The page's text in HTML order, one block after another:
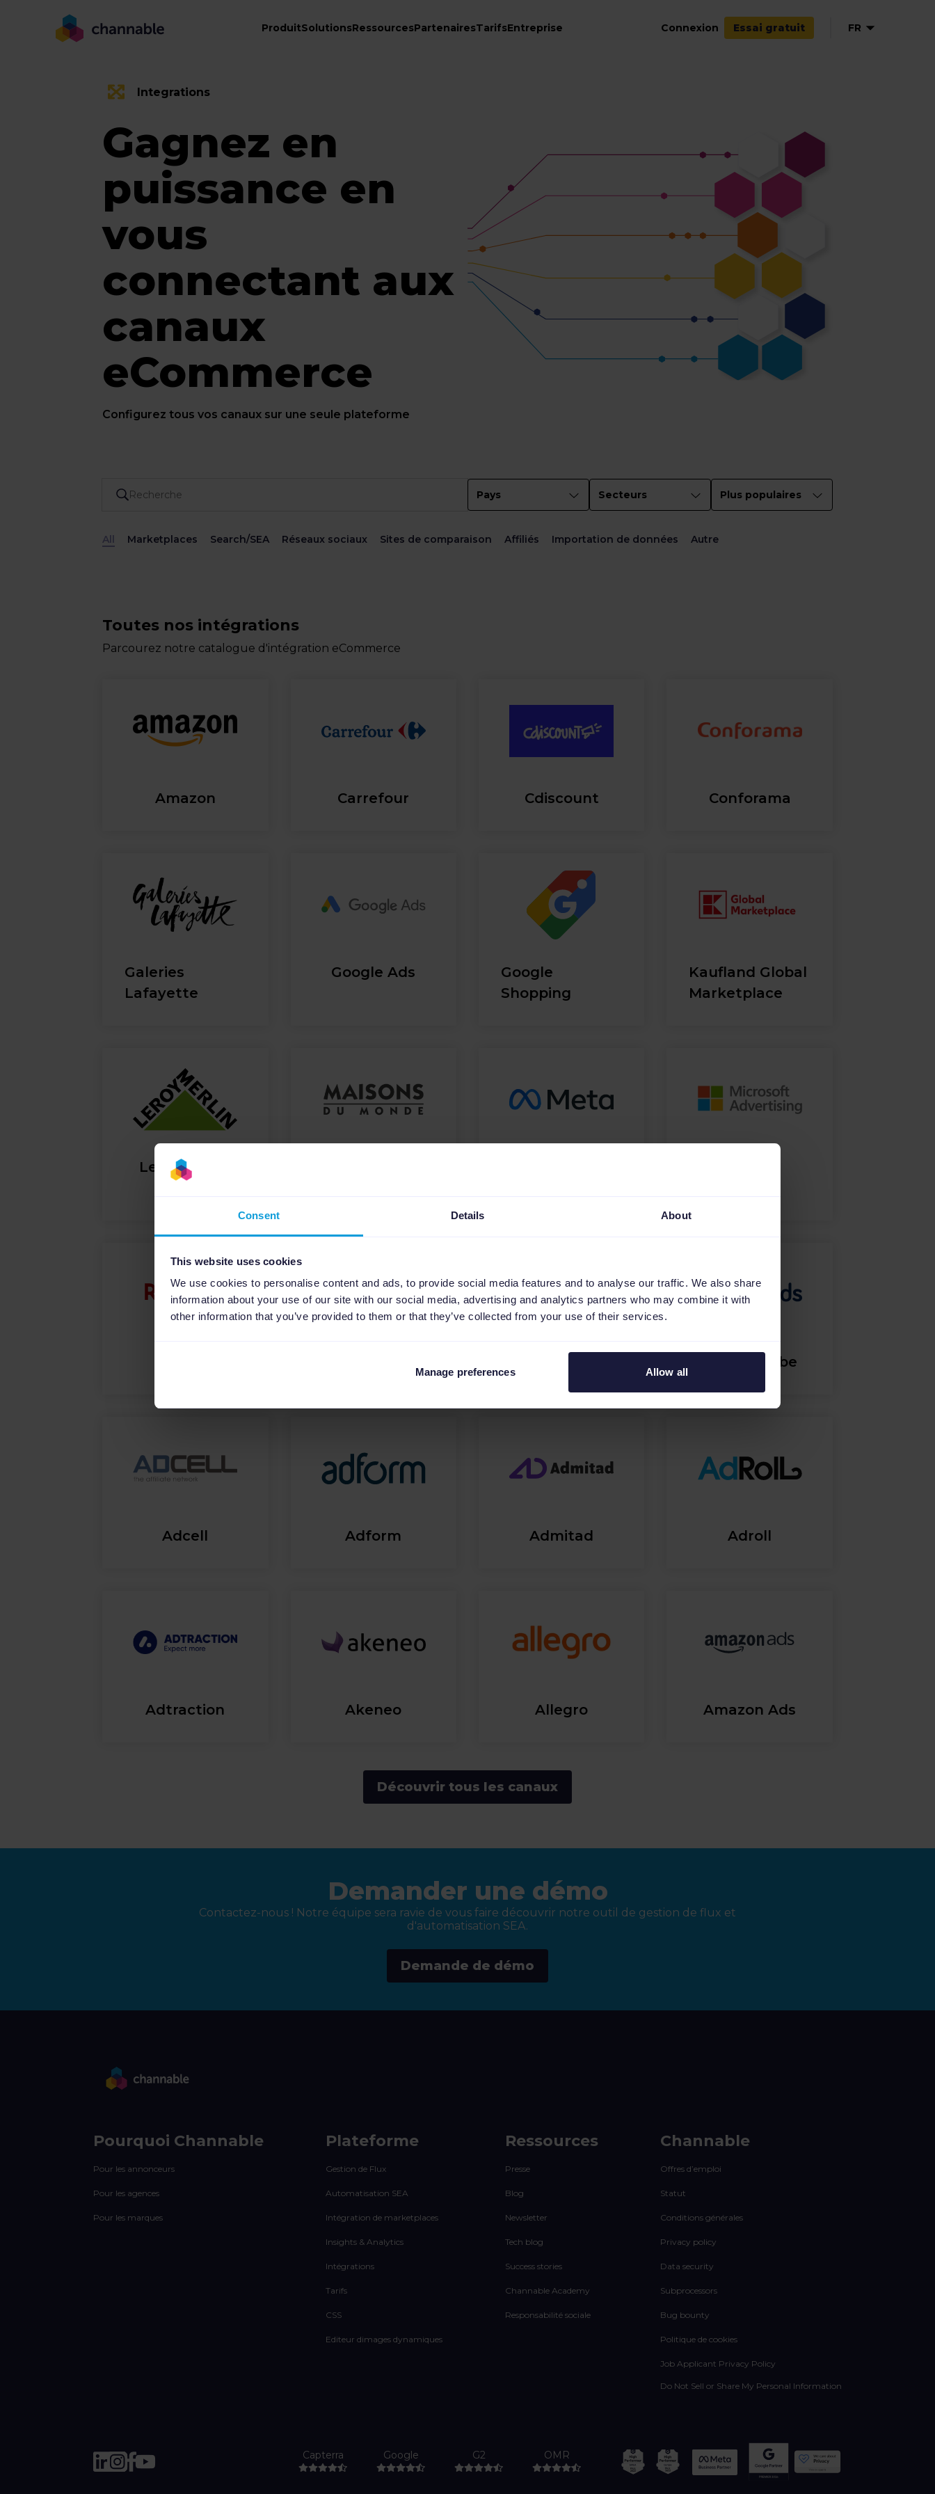
Consent Details About
This website uses cookies
We use cookies to personalise content and ads, to provide social media features and to analyse our traffic. We also share
information about your use of our site with our social media, advertising and analytics partners who may combine it with
other information that you’ve provided to them or that they’ve collected from your use of their services.
Manage preferences Allow all
ProduitSolutionsRessourcesPartenairesTarifsEntreprise Connexion Essai gratuit FR
Integrations
Gagnez en
puissance en
vous
connectant aux
canaux
eCommerce
Configurez tous vos canaux sur une seule plateforme
Pays Secteurs Plus populaires
All Marketplaces Search/SEA Réseaux sociaux Sites de comparaison Affiliés Importation de données Autre
Toutes nos intégrations
Parcourez notre catalogue d'intégration eCommerce
Amazon Carrefour Cdiscount Conforama
Galeries
Lafayette
Google Ads
Google
Shopping
Kaufland Global
Marketplace
Leroy Merlin
2dehands.be
Adcell Adform Admitad Adroll
Adtraction Akeneo Allegro Amazon Ads
Découvrir tous les canaux
Demander une démo
Contactez-nous ! Notre équipe sera ravie de vous faire découvrir notre outil de gestion de flux et
d'automatisation SEA.
Demande de démo
Pourquoi Channable
Pour les annonceurs
Pour les agences
Pour les marques
Plateforme
Gestion de Flux
Automatisation SEA
Intégration de marketplaces
Insights & Analytics
Intégrations
Tarifs
CSS
Editeur dimages dynamiques
Ressources
Presse
Blog
Newsletter
Tech blog
Success stories
Channable Academy
Responsabilité sociale
Channable
Offres d’emploi
Statut
Conditions générales
Privacy policy
Data security
Subprocessors
Bug bounty
Politique de cookies
Job Applicant Privacy Policy
Do Not Sell or Share My Personal Information
Capterra Google G2 OMR